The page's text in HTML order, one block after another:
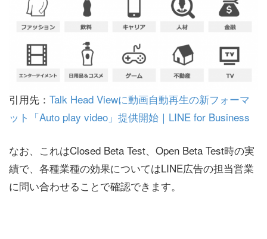
引用先： Talk Head Viewに動画自動再生の新フォーマ
ット「Auto play video」提供開始｜LINE for Business
なお、これはClosed Beta Test、Open Beta Test時の実
績で、各種業種の効果についてはLINE広告の担当営業
に問い合わせることで確認できます。